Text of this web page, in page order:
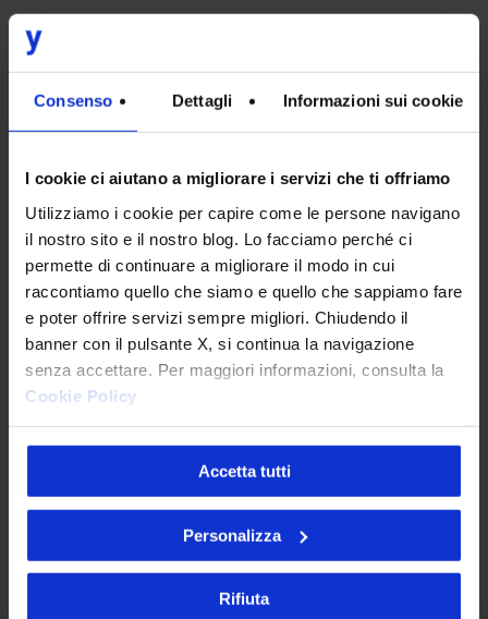
Consenso Dettagli Informazioni sui cookie
I cookie ci aiutano a migliorare i servizi che ti offriamo
Utilizziamo i cookie per capire come le persone navigano
il nostro sito e il nostro blog. Lo facciamo perché ci
permette di continuare a migliorare il modo in cui
raccontiamo quello che siamo e quello che sappiamo fare
e poter offrire servizi sempre migliori. Chiudendo il
banner con il pulsante X, si continua la navigazione
senza accettare. Per maggiori informazioni, consulta la
Cookie Policy
Accetta tutti
Personalizza
Rifiuta